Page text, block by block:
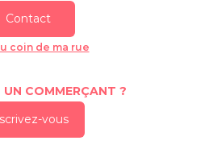
Contact
coin de ma rue
UN COMMERÇANT ?
vous